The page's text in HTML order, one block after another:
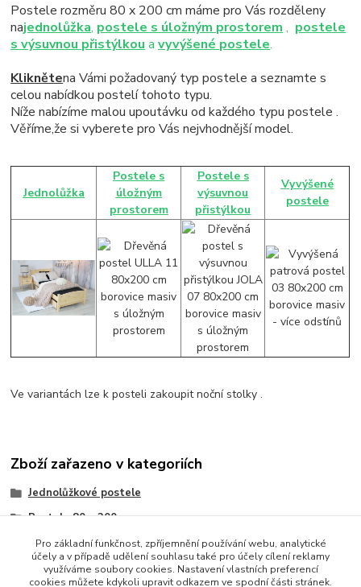
Postele rozměru 80 x 200 cm máme pro Vás rozděleny
najednolůžka, postele s úložným prostorem , postele
s výsuvnou přistýlkou avyvýšené postele.
Kliknětena Vámi požadovaný typ postele a seznamte s
celou nabídkou postelí tohoto typu.
Níže nabízíme malou upoutávku od každého typu postele .
Věříme,že si vyberete pro Vás nejvhodnější model.
Jednolůžka
Postele s
úložným
prostorem
Postele s
výsuvnou
přistýlkou
Vyvýšené
postele
Ve variantách lze k posteli zakoupit noční stolky .
Zboží zařazeno v kategoriích
Jednolůžkové postele
Postele 80 x 200 cm
Postel 80x200 cm
Postel 80x200 cm
Pro základní funkčnost, zpříjemnění používání webu, analytické
účely a v případě udělení souhlasu také pro účely cílení reklamy
využíváme soubory cookies. Nastavení vlastních preferencí
cookies můžete kdykoli upravit odkazem ve spodní části stránek.